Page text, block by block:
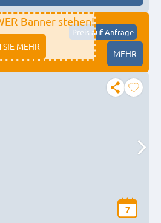
Banner stehen!
SIE MEHR
Preis auf Anfrage
MEHR
7